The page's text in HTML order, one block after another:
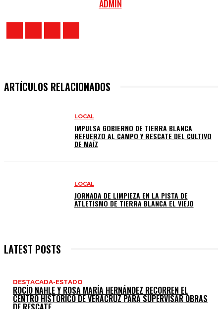
ADMIN
ARTÍCULOS RELACIONADOS
LOCAL
IMPULSA GOBIERNO DE TIERRA BLANCA
REFUERZO AL CAMPO Y RESCATE DEL CULTIVO
DE MAÍZ
LOCAL
JORNADA DE LIMPIEZA EN LA PISTA DE
ATLETISMO DE TIERRA BLANCA EL VIEJO
LATEST POSTS
DESTACADA-ESTADO
ROCÍO NAHLE Y ROSA MARÍA HERNÁNDEZ RECORREN EL
CENTRO HISTÓRICO DE VERACRUZ PARA SUPERVISAR OBRAS